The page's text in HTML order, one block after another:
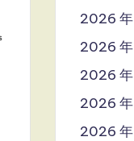
2026 年
2026 年
2026
2026 年
2026 年